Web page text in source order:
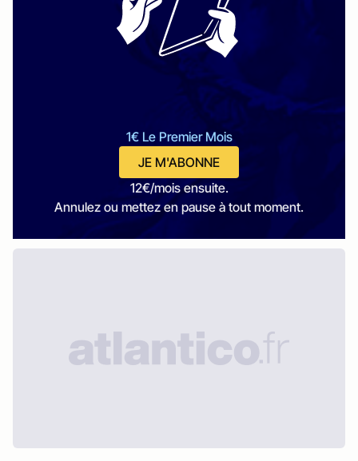
1€ Le Premier Mois
JE M'ABONNE
12€/mois ensuite.
Annulez ou mettez en pause à tout moment.